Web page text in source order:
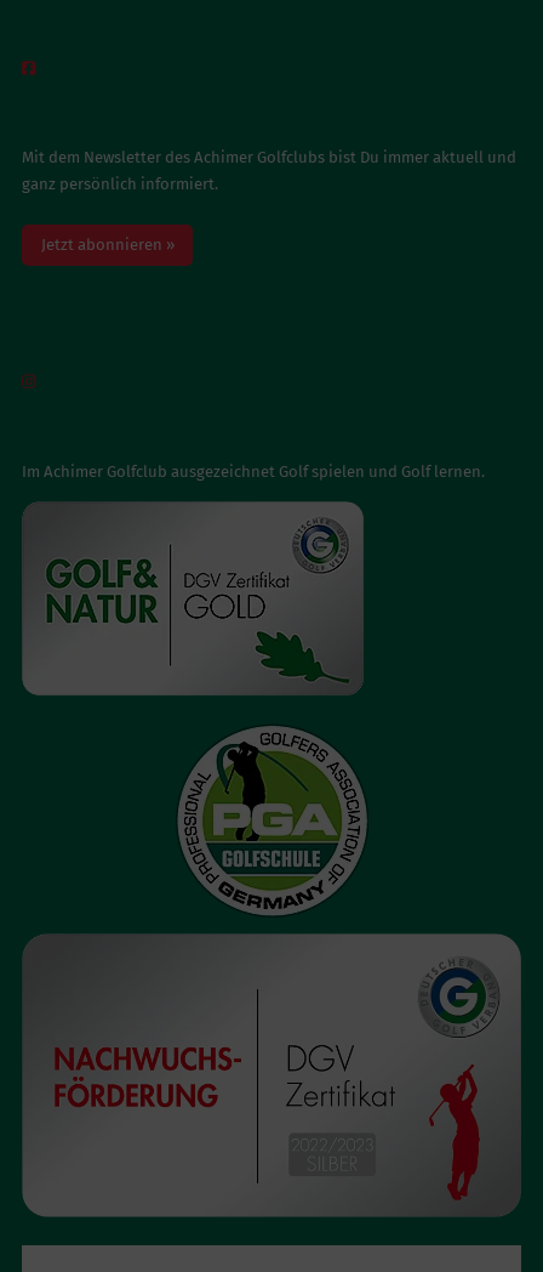

Mit dem Newsletter des Achimer Golfclubs bist Du immer aktuell und
ganz persönlich informiert.
Jetzt abonnieren »

Im Achimer Golfclub ausgezeichnet Golf spielen und Golf lernen.